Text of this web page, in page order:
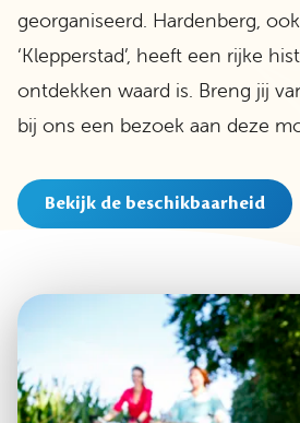
georganiseerd. Hardenberg,
‘Klepperstad’, heeft een rijke
ontdekken waard is. Breng jij
bij ons een bezoek aan deze
Bekijk de beschikbaarheid